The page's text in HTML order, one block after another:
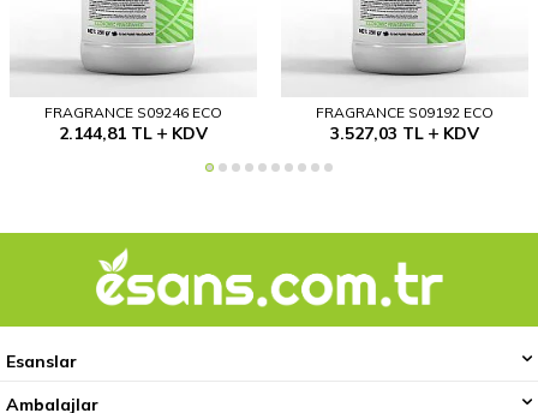
FRAGRANCE S09246 ECO
2.144,81TL KDV
FRAGRANCE S09192 ECO
3.527,03 TL KDV
Esanslar
Ambalajlar